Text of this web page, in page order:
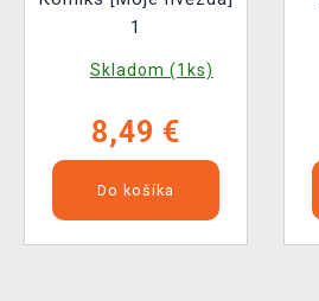
1
Skladom (1ks)
8,49 €
Do košíka